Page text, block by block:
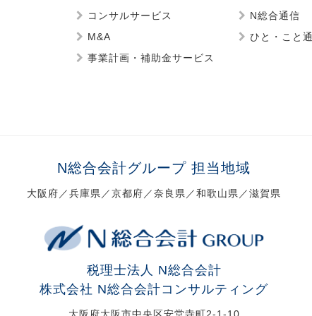
コンサルサービス
M&A
事業計画・補助金サービス
N総合通信
ひと・こと
N総合会計グループ 担当地域
大阪府／兵庫県／京都府／奈良県／和歌山県／滋賀県
税理士法人 N総合会計
株式会社 N総合会計コンサルティング